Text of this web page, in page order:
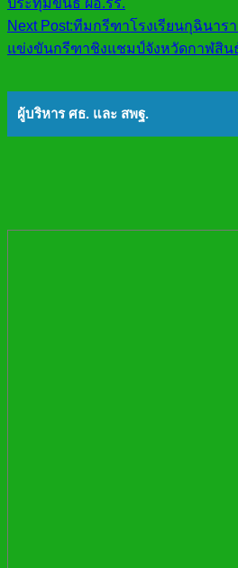
ประทุมขันธ์ ผอ.รร.
Next Post:ทีมกรีฑาโรงเรียนกุฉินาร
แข่งขันกรีฑาชิงแชมป์จังหวัดกาฬสิน
ผู้บริหาร ศธ. และ สพฐ.